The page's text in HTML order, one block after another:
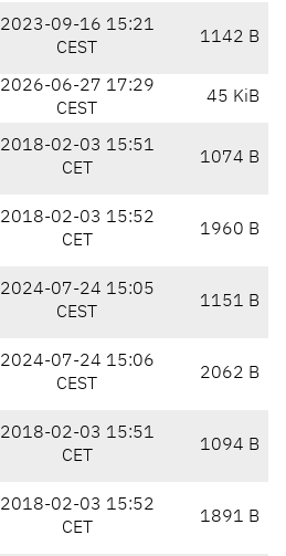
2023-09-16 15:21
CEST
1142 B
2026-06-27 17:29
CEST
45 KiB
2018-02-03 15:51
CET
1074 B
2018-02-03 15:52
CET
1960 B
2024-07-24 15:05
CEST
1151 B
2024-07-24 15:06
CEST
2062 B
2018-02-03 15:51
CET
1094 B
2018-02-03 15:52
CET
1891 B